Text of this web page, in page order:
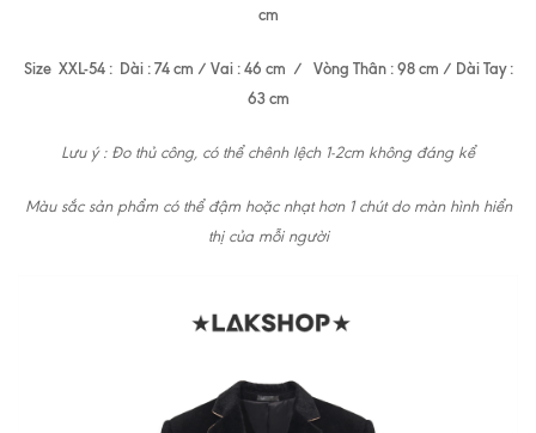
cm
Size XXL-54 : Dài : 74 cm / Vai : 46 cm / Vòng Thân : 98 cm / Dài Tay :
63 cm
Lưu ý : Đo thủ công, có thể chênh lệch 1-2cm không đáng kể
Màu sắc sản phẩm có thể đậm hoặc nhạt hơn 1 chút do màn hình hiển
thị của mỗi người